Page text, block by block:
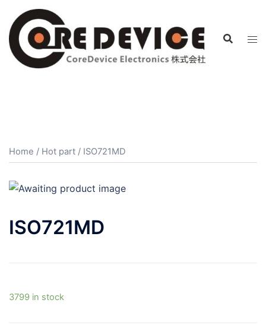
Home / Hot part / ISO721MD
ISO721MD
3799 in stock